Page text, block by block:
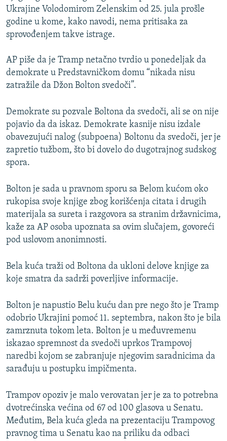
Ukrajine Volodomirom Zelenskim od 25. jula prošle
godine u kome, kako navodi, nema pritisaka za
sprovođenjem takve istrage.
AP piše da je Tramp netačno tvrdio u ponedeljak da
demokrate u Predstavničkom domu “nikada nisu
zatražile da Džon Bolton svedoči”.
Demokrate su pozvale Boltona da svedoči, ali se on nije
pojavio da da iskaz. Demokrate kasnije nisu izdale
obavezujući nalog (subpoena) Boltonu da svedoči, jer je
zapretio tužbom, što bi dovelo do dugotrajnog sudskog
spora.
Bolton je sada u pravnom sporu sa Belom kućom oko
rukopisa svoje knjige zbog korišćenja citata i drugih
materijala sa sureta i razgovora sa stranim državnicima,
kaže za AP osoba upoznata sa ovim slučajem, govoreći
pod uslovom anonimnosti.
Bela kuća traži od Boltona da ukloni delove knjige za
koje smatra da sadrži poverljive informacije.
Bolton je napustio Belu kuću dan pre nego što je Tramp
odobrio Ukrajini pomoć 11. septembra, nakon što je bila
zamrznuta tokom leta. Bolton je u međuvremenu
iskazao spremnost da svedoči uprkos Trampovoj
naredbi kojom se zabranjuje njegovim saradnicima da
sarađuju u postupku impičmenta.
Trampov opoziv je malo verovatan jer je za to potrebna
dvotrećinska većina od 67 od 100 glasova u Senatu.
Međutim, Bela kuća gleda na prezentaciju Trampovog
pravnog tima u Senatu kao na priliku da odbaci